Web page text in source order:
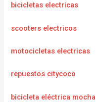
bicicletas electricas
scooters electricos
motocicletas electricas
repuestos citycoco
bicicleta eléctrica mocha